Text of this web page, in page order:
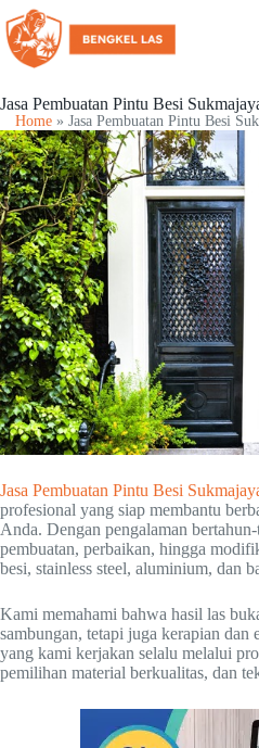
Jasa Pembuatan Pintu Besi
Home » Jasa Pembuatan Pintu Besi
Jasa Pembuatan Pintu Besi
profesional yang siap membantu
Anda. Dengan pengalaman
pembuatan, perbaikan, hingga
besi, stainless steel, aluminium, dan
Kami memahami bahwa hasil las
sambungan, tetapi juga kerapian
yang kami kerjakan selalu melalui
pemilihan material berkualitas, dan